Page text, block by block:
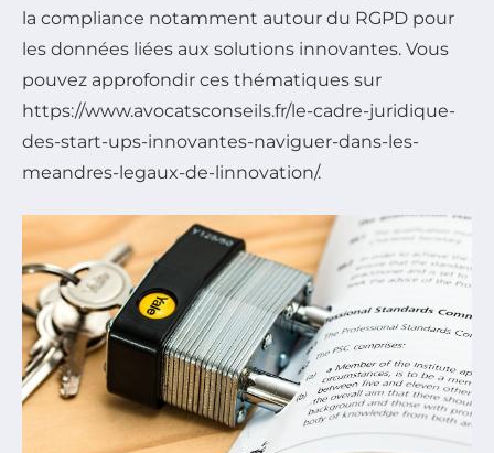
la compliance notamment autour du RGPD pour
les données liées aux solutions innovantes. Vous
pouvez approfondir ces thématiques sur
https://www.avocatsconseils.fr/le-cadre-juridique-
des-start-ups-innovantes-naviguer-dans-les-
meandres-legaux-de-linnovation/.